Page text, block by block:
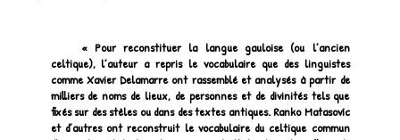
« Pour reconstituer la langue gauloise (ou l’ancien
celtique), l’auteur a repris le vocabulaire que des linguistes
comme Xavier Delamarre ont rassemblé et analysés à partir de
milliers de noms de lieux, de personnes et de divinités tels que
fixés sur des stèles ou dans des textes antiques. Ranko Matasovíc
et d’autres ont reconstruit le vocabulaire du celtique commun